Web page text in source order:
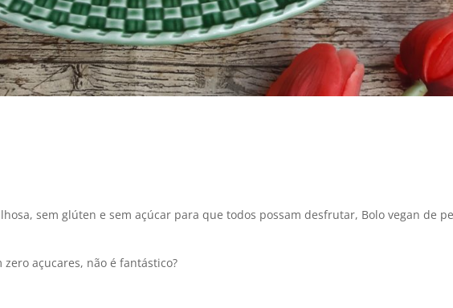
sem glúten e sem açúcar para que todos possam desfrutar, Bolo vegan de
açucares, não é fantástico?